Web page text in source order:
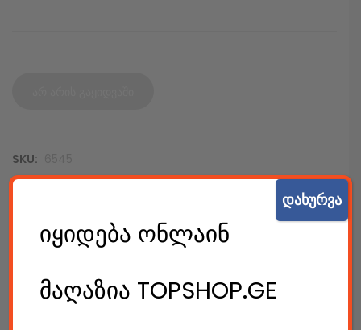
Original
was:
69.00 GEL.
Current
is:
SKU:
კატეგორიები:კაბელიანი მაუსები,კომპიუტერები &
SHARE:იყიდება ონლაინ
მაღაზია TOPSHOP.GE
დახურვა